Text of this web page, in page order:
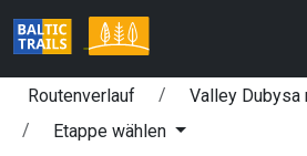
Routenverlauf
Valley Dubysa
Etappe wählen